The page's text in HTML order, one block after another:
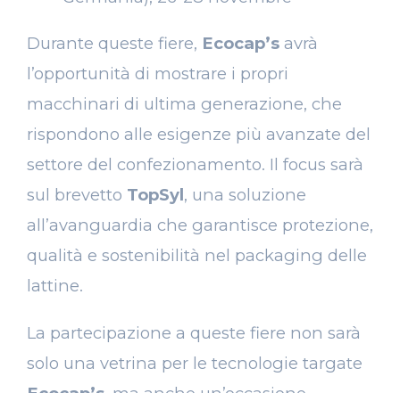
Durante queste fiere, Ecocap’s avrà
l’opportunità di mostrare i propri
macchinari di ultima generazione, che
rispondono alle esigenze più avanzate del
settore del confezionamento. Il focus sarà
sul brevetto TopSyl, una soluzione
all’avanguardia che garantisce protezione,
qualità e sostenibilità nel packaging delle
lattine.
La partecipazione a queste fiere non sarà
solo una vetrina per le tecnologie targate